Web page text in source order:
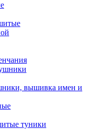
вышивка имен и
туники